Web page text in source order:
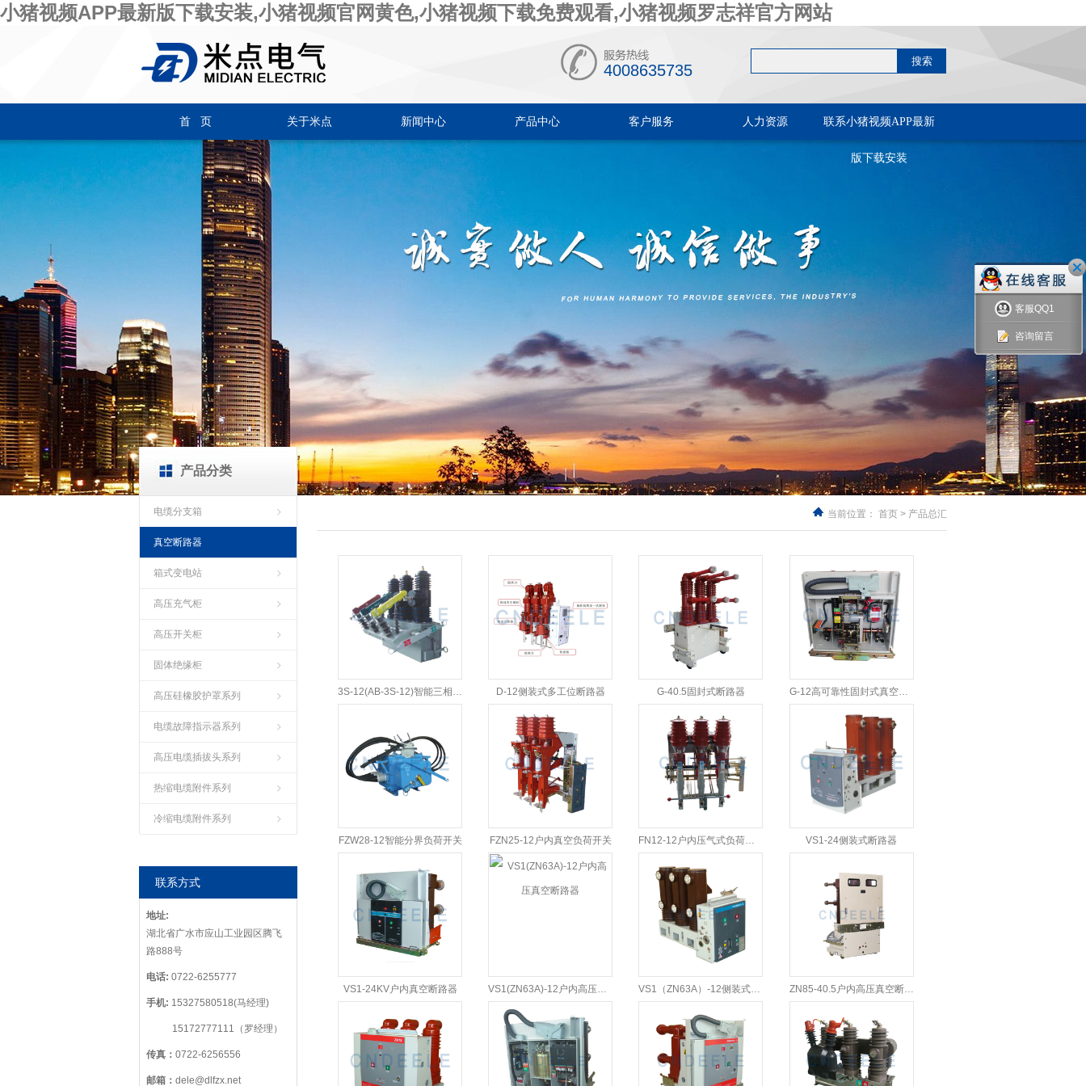
小猪视频APP最新版下载安装,小猪视频官网黄色,小猪视频下载免费观看,小猪视频罗志祥官方网站
4008635735
首 页 关于米点 新闻中心 产品中心 客户服务 人力资源 联系小猪视频APP最新
版下载安装
产品分类
电缆分支箱
真空断路器
箱式变电站
高压充气柜
高压开关柜
固体绝缘柜
高压硅橡胶护罩系列
电缆故障指示器系列
高压电缆插拔头系列
热缩电缆附件系列
冷缩电缆附件系列
联系方式
地址:
湖北省广水市应山工业园区腾飞
路888号
电话: 0722-6255777
手机: 15327580518(马经理)
15172777111（罗经理）
传真： 0722-6256556
邮箱： dele@dlfzx.net
当前位置： 首页 > 产品总汇
3S-12(AB-3S-12)智能三相快速永磁断路器 D-12侧装式多工位断路器 G-40.5固封式断路器 G-12高可靠性固封式真空断路器
FZW28-12智能分界负荷开关 FZN25-12户内真空负荷开关 FN12-12户内压气式负荷开关 VS1-24侧装式断路器
VS1-24KV户内真空断路器 VS1(ZN63A)-12户内高压真空断路器 VS1（ZN63A）-12侧装式断路器 ZN85-40.5户内高压真空断路器
客服QQ1
咨询留言